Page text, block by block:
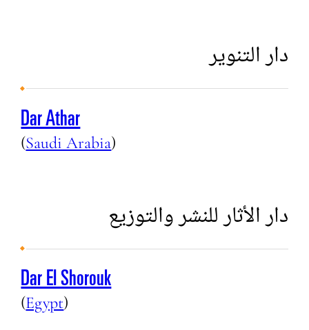
دار التنوير
Dar Athar
(Saudi Arabia)
دار الأثار للنشر والتوزيع
Dar El Shorouk
(Egypt)